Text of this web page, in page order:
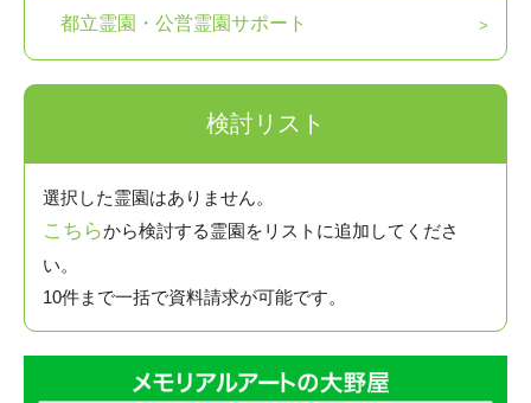
都立霊園・公営霊園サポート
検討リスト
選択した霊園はありません。
こちらから検討する霊園をリストに追加してくださ
い。
10件まで一括で資料請求が可能です。